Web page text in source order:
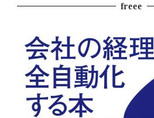
freee